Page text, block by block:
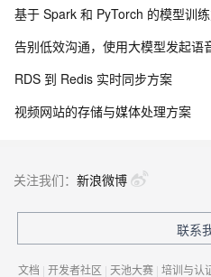
基于 Spark 和 PyTorch 的模型训
告别低效沟通，使用大模型发起语
RDS 到 Redis 实时同步方案
视频网站的存储与媒体处理方案
关注我们： 新浪微博
联系
文档 | 开发者社区 | 天池大赛 | 培训与认